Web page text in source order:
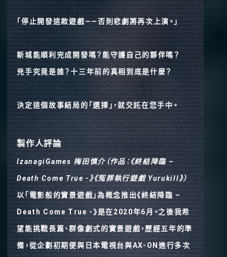
「停止開發這款遊戲——否則悲劇將再次上演。」
新城能順利完成開發嗎？能守護自己的夥伴嗎？
兇手究竟是誰？十三年前的真相到底是什麼？
決定這個故事結局的「選擇」，就交託在您手中。
製作人評論
IzanagiGames 梅田慎介（作品：《終結降臨 –
Death Come True -》《冤罪執行遊戲 Yurukill》）
以「電影般的實景遊戲」為概念推出《終結降臨 –
Death Come True -》是在2020年6月。之後我希
望能挑戰長篇、群像劇式的實景遊戲，歷經五年的準
備，從企劃初期便與日本電視台與AX-ON進行多次